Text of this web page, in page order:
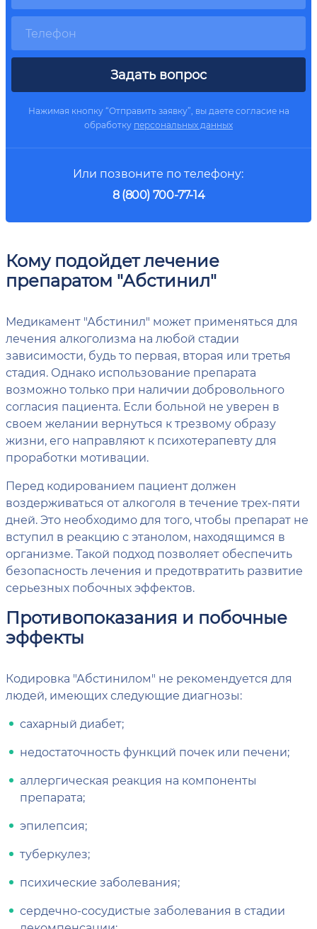
Задать вопрос
Нажимая кнопку “Отправить заявку”, вы даете согласие на
обработку персональных данных
Или позвоните по телефону:
8 (800) 700-77-14
Кому подойдет лечение
препаратом "Абстинил"
Медикамент "Абстинил" может применяться для
лечения алкоголизма на любой стадии
зависимости, будь то первая, вторая или третья
стадия. Однако использование препарата
возможно только при наличии добровольного
согласия пациента. Если больной не уверен в
своем желании вернуться к трезвому образу
жизни, его направляют к психотерапевту для
проработки мотивации.
Перед кодированием пациент должен
воздерживаться от алкоголя в течение трех-пяти
дней. Это необходимо для того, чтобы препарат не
вступил в реакцию с этанолом, находящимся в
организме. Такой подход позволяет обеспечить
безопасность лечения и предотвратить развитие
серьезных побочных эффектов.
Противопоказания и побочные
эффекты
Кодировка "Абстинилом" не рекомендуется для
людей, имеющих следующие диагнозы:
сахарный диабет;
недостаточность функций почек или печени;
аллергическая реакция на компоненты
препарата;
эпилепсия;
туберкулез;
психические заболевания;
сердечно-сосудистые заболевания в стадии